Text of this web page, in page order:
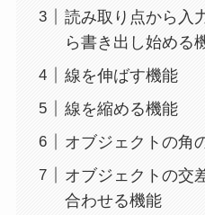
読み取り点から入
ら書き出し始める
線を伸ばす機能
線を縮める機能
オブジェクトの角
オブジェクトの交
合わせる機能